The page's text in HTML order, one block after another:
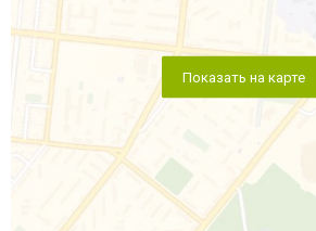
Показать на карте